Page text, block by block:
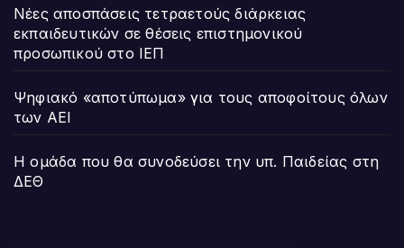
Νέες αποσπάσεις τετραετούς διάρκειας
εκπαιδευτικών σε θέσεις επιστημονικού
προσωπικού στο ΙΕΠ
Ψηφιακό «αποτύπωμα» για τους αποφοίτους όλων
των ΑΕΙ
Η ομάδα που θα συνοδεύσει την υπ. Παιδείας στη
ΔΕΘ